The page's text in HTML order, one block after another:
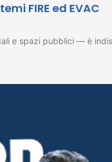
FIRE ed EVAC
e spazi pubblici — è